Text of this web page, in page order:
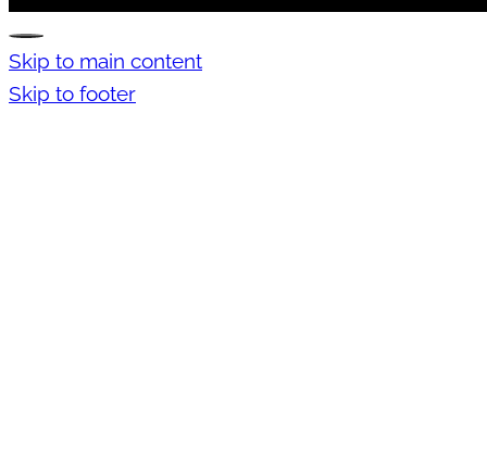
Skip to main content
Skip to footer